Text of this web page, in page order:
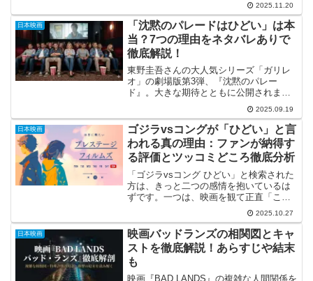
2025.11.20
日本映画
「沈黙のパレードはひどい」は本
当？7つの理由をネタバレありで
徹底解説！
東野圭吾さんの大人気シリーズ「ガリレ
オ」の劇場版第3弾、『沈黙のパレー
ド』。大きな期待とともに公開されまし
たが、鑑賞後の評価を見てみると「期待
外れだった」「正直つまらない…」とい
った手厳しい声も少なくありません。中
には「『沈黙のパレード』は...
2025.09.19
日本映画
ゴジラvsコングが「ひどい」と言
われる真の理由：ファンが納得す
る評価とツッコミどころ徹底分析
「ゴジラvsコング ひどい」と検索された
方は、きっと二つの感情を抱いているは
ずです。一つは、映画を観て正直「これ
はちょっと…」と感じたことへの共感。
もう一つは、なぜこの大作が酷評される
のか、その客観的な理由を知りたいとい
う探究心でしょう。当...
2025.10.27
日本映画
映画バッドランズの相関図とキャ
ストを徹底解説！あらすじや結末
も
映画『BAD LANDS』の複雑な人間関係を